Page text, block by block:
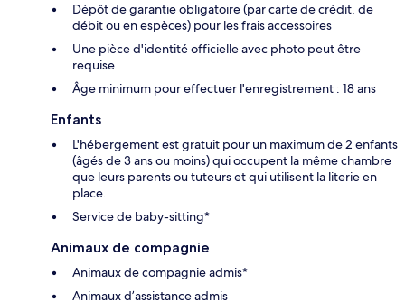
Dépôt de garantie obligatoire (par carte de crédit, de
débit ou en espèces) pour les frais accessoires
Une pièce d'identité officielle avec photo peut être
requise
Âge minimum pour effectuer l'enregistrement : 18 ans
Enfants
L'hébergement est gratuit pour un maximum de 2 enfants
(âgés de 3 ans ou moins) qui occupent la même chambre
que leurs parents ou tuteurs et qui utilisent la literie en
place.
Service de baby-sitting*
Animaux de compagnie
Animaux de compagnie admis*
Animaux d’assistance admis